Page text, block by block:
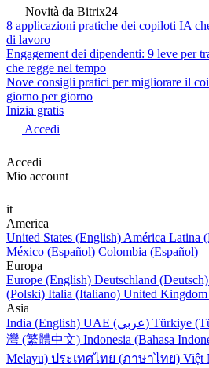
Novità da Bitrix24
8 applicazioni pratiche dei copiloti IA
di lavoro
Engagement dei dipendenti: 9 leve per
che regge nel tempo
Nove consigli pratici per migliorare il
giorno per giorno
Inizia gratis
Accedi
Accedi
Mio account
it
America
United States (English) América Latina
México (Español) Colombia (Español)
Europa
Europe (English) Deutschland (Deutsch)
(Polski) Italia (Italiano) United
Asia
India (English)
UAE (عربي) Türkiye
灣 (繁體中文) Indonesia (Bahasa
Melayu) ประเทศไทย (ภาษาไทย) Việt